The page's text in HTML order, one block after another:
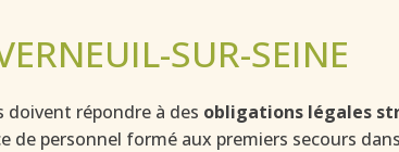
SUR-SEINE
doivent répondre à des obligations légales
de personnel formé aux premiers secours